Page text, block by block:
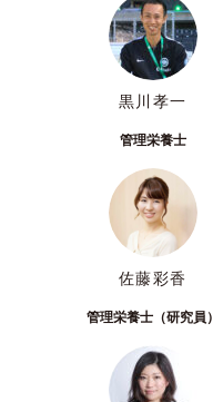
黒川孝一
管理栄養士
佐藤彩香
管理栄養士（研究員）